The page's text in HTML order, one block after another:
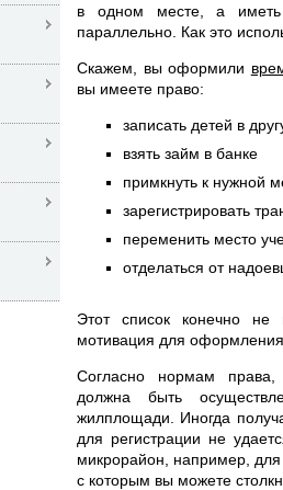
в одном месте, а иметь
параллельно. Как это
Скажем, вы оформили
вы имеете право:
записать детей в
взять займ в банке
примкнуть к нужной
зарегистрировать
переменить место
отделаться от
Этот список конечно
мотивация для
Согласно нормам
должна быть
жилплощади. Иногда
для регистрации не
микрорайон, например,
с которым вы можете